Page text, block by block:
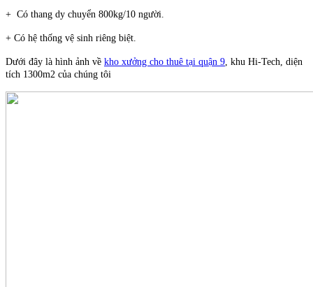
+ Có thang dy chuyển 800kg/10 người.
+ Có hệ thống vệ sinh riêng biệt.
Dưới đây là hình ảnh về kho xưởng cho thuê tại quận 9, khu Hi-Tech, diện
tích 1300m2 của chúng tôi